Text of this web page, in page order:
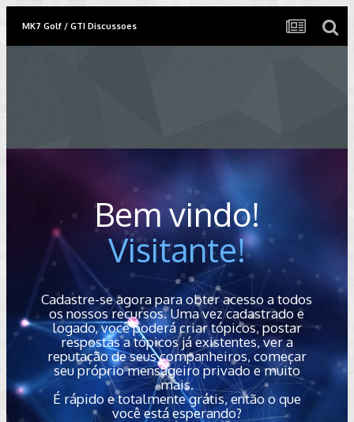
MK7 Golf / GTI Discussoes
Bem vindo!
Visitante!
Cadastre-se agora para obter acesso a todos
os nossos recursos. Uma vez cadastrado e
logado, você poderá criar tópicos, postar
respostas a tópicos já existentes, ver a
reputação de seus companheiros, começar
seu próprio mensageiro privado e muito
mais.
É rápido e totalmente grátis, então o que
você está esperando?